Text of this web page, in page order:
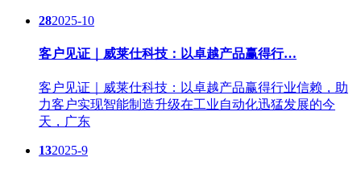
282025-10
客户见证｜威莱仕科技：以卓越产品赢得行…
客户见证｜威莱仕科技：以卓越产品赢得行业信赖，助
力客户实现智能制造升级在工业自动化迅猛发展的今
天，广东
132025-9